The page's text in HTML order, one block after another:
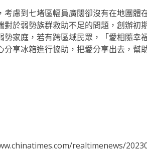
考慮到七堵區幅員廣闊卻沒有在地團體
對於弱勢族群救助不足的問題，創辦初
勢家庭，若有跨區域民眾，「愛相隨幸
分享冰箱進行協助，把愛分享出去，幫
realtimenews/